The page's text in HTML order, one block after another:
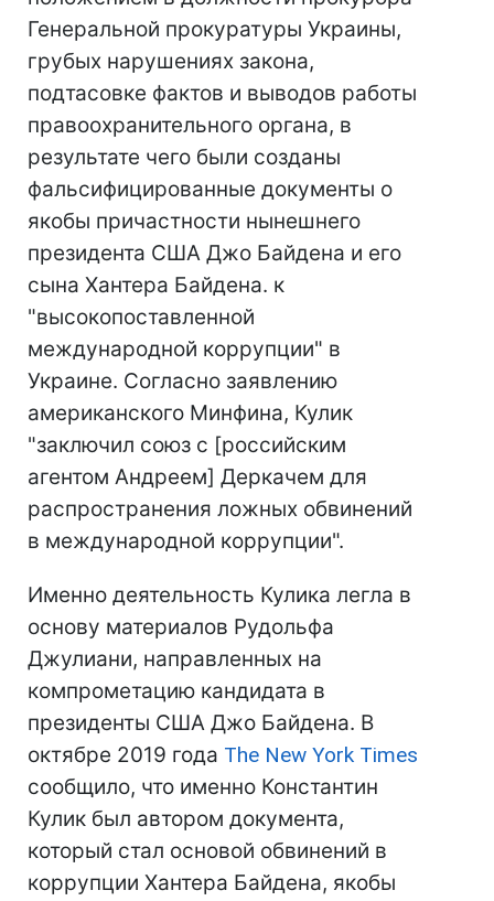
Генеральной прокуратуры Украины,
грубых нарушениях закона,
подтасовке фактов и выводов работы
правоохранительного органа, в
результате чего были созданы
фальсифицированные документы о
якобы причастности нынешнего
президента США Джо Байдена и его
сына Хантера Байдена. к
"высокопоставленной
международной коррупции" в
Украине. Согласно заявлению
американского Минфина, Кулик
"заключил союз с [российским
агентом Андреем] Деркачем для
распространения ложных обвинений
в международной коррупции".
Именно деятельность Кулика легла в
основу материалов Рудольфа
Джулиани, направленных на
компрометацию кандидата в
президенты США Джо Байдена. В
октябре 2019 года The New York Times
сообщило, что именно Константин
Кулик был автором документа,
который стал основой обвинений в
коррупции Хантера Байдена, якобы